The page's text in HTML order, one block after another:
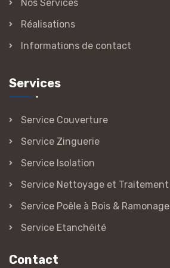
Nos Services
Réalisations
Informations de contact
Services
Service Couverture
Service Zinguerie
Service Isolation
Service Nettoyage et Traitement
Service Poêle à Bois & Ramonage
Service Etanchéité
Contact